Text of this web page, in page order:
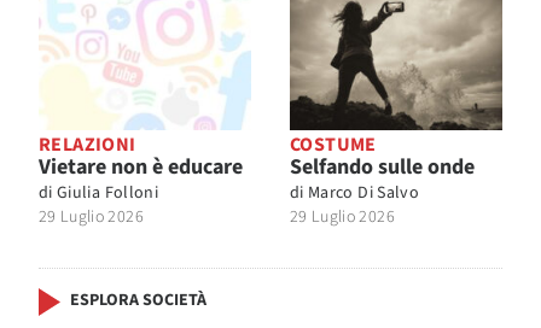
RELAZIONI
Vietare non è educare
di Giulia Folloni
29 Luglio 2026
COSTUME
Selfando sulle onde
di Marco Di Salvo
29 Luglio 2026
ESPLORA SOCIETÀ